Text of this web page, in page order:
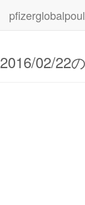
2016/02/22